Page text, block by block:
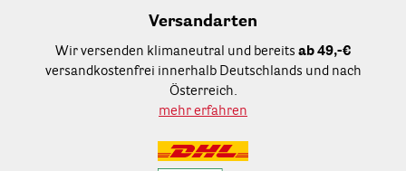
Versandarten
Wir versenden klimaneutral und bereits ab 49,-€
versandkostenfrei innerhalb Deutschlands und nach
Österreich.
mehr erfahren